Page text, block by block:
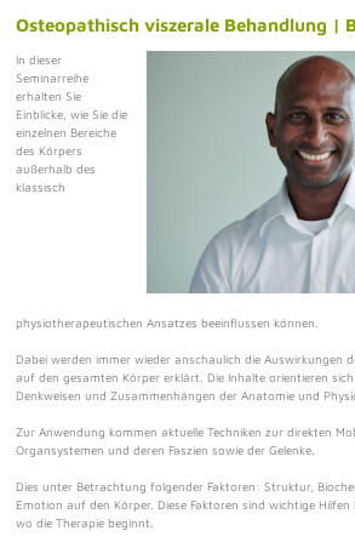
Osteopathisch viszerale Behandlung |
In dieser
Seminarreihe
erhalten Sie
Einblicke, wie Sie die
einzelnen Bereiche
des Körpers
außerhalb des
klassisch
physiotherapeutischen Ansatzes beeinflussen können.
Dabei werden immer wieder anschaulich die Auswirkungen
auf den gesamten Körper erklärt. Die Inhalte orientieren
Denkweisen und Zusammenhängen der Anatomie und
Zur Anwendung kommen aktuelle Techniken zur direkten
Organsystemen und deren Faszien sowie der Gelenke.
Dies unter Betrachtung folgender Faktoren: Struktur,
Emotion auf den Körper. Diese Faktoren sind wichtige Hilfen
wo die Therapie beginnt.